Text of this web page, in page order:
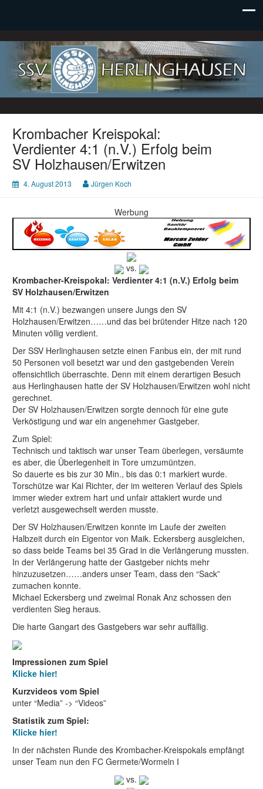
SSV Herlinghausen e. V.
Krombacher Kreispokal:
Verdienter 4:1 (n.V.) Erfolg beim
SV Holzhausen/Erwitzen
4. August 2013 Jürgen Koch
Werbung
vs.
Krombacher-Kreispokal: Verdienter 4:1 (n.V.) Erfolg beim
SV Holzhausen/Erwitzen
Mit 4:1 (n.V.) bezwangen unsere Jungs den SV
Holzhausen/Erwitzen……und das bei brütender Hitze nach 120
Minuten völlig verdient.
Der SSV Herlinghausen setzte einen Fanbus ein, der mit rund
50 Personen voll besetzt war und den gastgebenden Verein
offensichtlich überraschte. Denn mit einem derartigen Besuch
aus Herlinghausen hatte der SV Holzhausen/Erwitzen wohl nicht
gerechnet.
Der SV Holzhausen/Erwitzen sorgte dennoch für eine gute
Verköstigung und war ein angenehmer Gastgeber.
Zum Spiel:
Technisch und taktisch war unser Team überlegen, versäumte
es aber, die Überlegenheit in Tore umzumüntzen.
So dauerte es bis zur 30 Min., bis das 0:1 markiert wurde.
Torschütze war Kai Richter, der im weiteren Verlauf des Spiels
immer wieder extrem hart und unfair attakiert wurde und
verletzt ausgewechselt werden musste.
Der SV Holzhausen/Erwitzen konnte im Laufe der zweiten
Halbzeit durch ein Eigentor von Maik. Eckersberg ausgleichen,
so dass beide Teams bei 35 Grad in die Verlängerung mussten.
In der Verlängerung hatte der Gastgeber nichts mehr
hinzuzusetzen……anders unser Team, dass den “Sack”
zumachen konnte.
Michael Eckersberg und zweimal Ronak Anz schossen den
verdienten Sieg heraus.
Die harte Gangart des Gastgebers war sehr auffällig.
Impressionen zum Spiel
Klicke hier!
Kurzvideos vom Spiel
unter “Media” -> “Videos”
Statistik zum Spiel:
Klicke hier!
In der nächsten Runde des Krombacher-Kreispokals empfängt
unser Team nun den FC Germete/Wormeln I
vs.